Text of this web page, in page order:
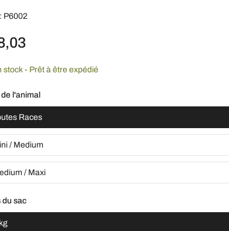
P6002
stock - Prêt à être expédié
l'animal
Races
/ Medium
/ Maxi
du sac